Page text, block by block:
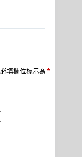
必填欄位標示為 *